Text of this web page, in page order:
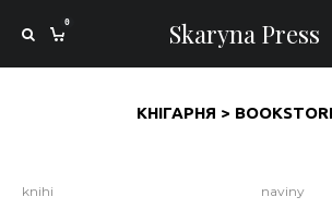
0 Skaryna Press
КНІГАРНЯ >
knihi naviny